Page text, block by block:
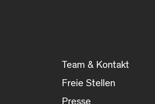
Team & Kontakt
Freie Stellen
Presse